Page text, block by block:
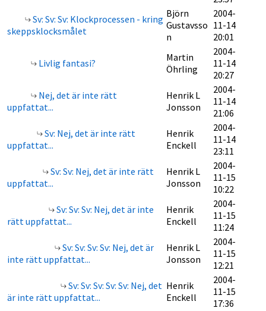
Sv: Sv: Sv: Klockprocessen - kring
skeppsklocksmålet
Björn
Gustavsso
n
2004-
11-14
20:01
Livlig fantasi?
Martin
Öhrling
2004-
11-14
20:27
Nej, det är inte rätt
uppfattat...
Henrik L
Jonsson
2004-
11-14
21:06
Sv: Nej, det är inte rätt
uppfattat...
Henrik
Enckell
2004-
11-14
23:11
Sv: Sv: Nej, det är inte rätt
uppfattat...
Henrik L
Jonsson
2004-
11-15
10:22
Sv: Sv: Sv: Nej, det är inte
rätt uppfattat...
Henrik
Enckell
2004-
11-15
11:24
Sv: Sv: Sv: Sv: Nej, det är
inte rätt uppfattat...
Henrik L
Jonsson
2004-
11-15
12:21
Sv: Sv: Sv: Sv: Sv: Nej, det
är inte rätt uppfattat...
Henrik
Enckell
2004-
11-15
17:36